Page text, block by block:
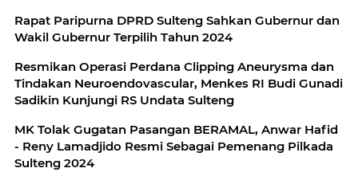
Rapat Paripurna DPRD Sulteng Sahkan Gubernur dan
Wakil Gubernur Terpilih Tahun 2024
Resmikan Operasi Perdana Clipping Aneurysma dan
Tindakan Neuroendovascular, Menkes RI Budi Gunadi
Sadikin Kunjungi RS Undata Sulteng
MK Tolak Gugatan Pasangan BERAMAL, Anwar Hafid
- Reny Lamadjido Resmi Sebagai Pemenang Pilkada
Sulteng 2024